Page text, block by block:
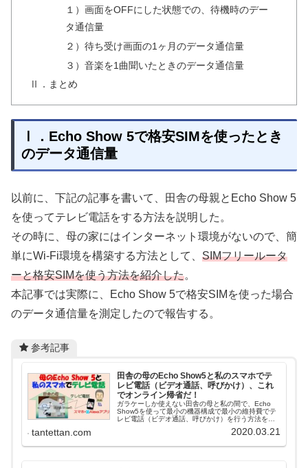
１）画面をOFFにした状態での、待機時のデー
タ通信量
２）待ち受け画面の1ヶ月のデータ通信量
３）音楽を1曲聞いたときのデータ通信量
Ⅱ．まとめ
Ⅰ．Echo Show 5で格安SIMを使ったとき
のデータ通信量
以前に、下記の記事を書いて、田舎の母親とEcho Show 5
を使ってテレビ電話をする方法を説明した。
その時に、母の家にはインターネット環境がないので、簡
単にWi-Fi環境を構築する方法として、 SIMフリールータ
ーと格安SIMを使う方法を紹介した。
本記事では実際に、Echo Show 5で格安SIMを使った場合
のデータ通信量を測定したので報告する。
参考記事
田舎の母のEcho Show5と私のスマホでテ
レビ電話（ビデオ通話、呼びかけ）、これ
でオンライン帰省だ！
ガラケーしか使えない田舎の母と私の間で、Echo
Show5を使って最小の機器構成で最小の維持費でテ
レビ電話（ビデオ通話、呼びかけ）を行う方法を検
tantettan.com 2020.03.21